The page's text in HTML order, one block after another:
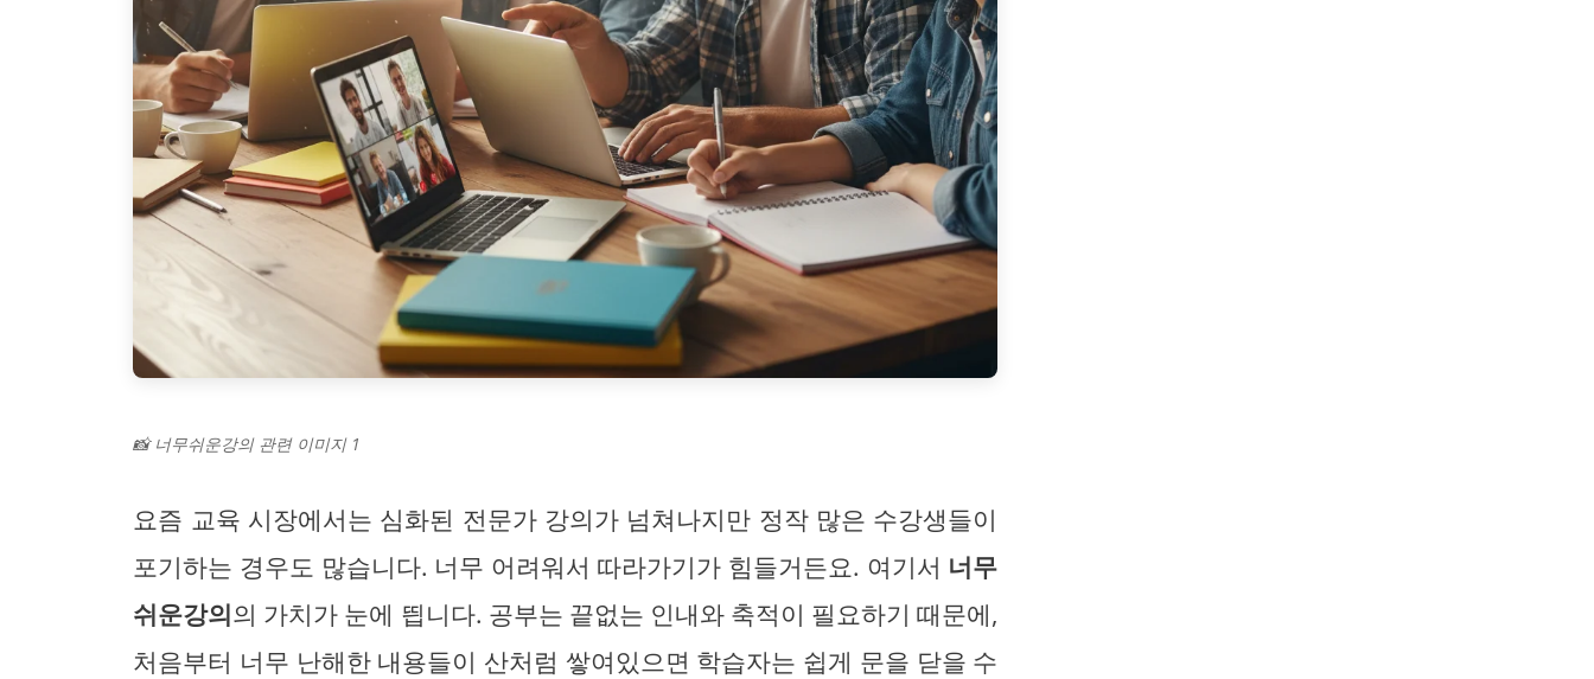
📸 너무쉬운강의 관련 이미지 1
요즘 교육 시장에서는 심화된 전문가 강의가 넘쳐나지만 정작 많은 수강생들이
포기하는 경우도 많습니다. 너무 어려워서 따라가기가 힘들거든요. 여기서 너무
쉬운강의의 가치가 눈에 띕니다. 공부는 끝없는 인내와 축적이 필요하기 때문에,
처음부터 너무 난해한 내용들이 산처럼 쌓여있으면 학습자는 쉽게 문을 닫을 수